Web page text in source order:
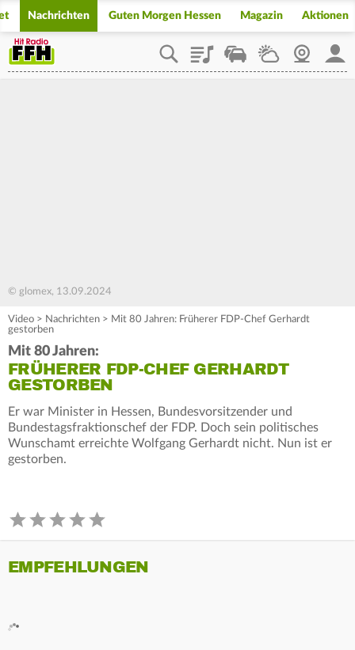
Nachrichten Guten Morgen Hessen Magazin Aktionen
PlaylistStaupilotWetterWebcam
© glomex, 13.09.2024
Video > Nachrichten > Mit 80 Jahren: Früherer FDP-Chef Gerhardt
gestorben
Mit 80 Jahren:
FRÜHERER FDP-CHEF GERHARDT
GESTORBEN
Er war Minister in Hessen, Bundesvorsitzender und
Bundestagsfraktionschef der FDP. Doch sein politisches
Wunschamt erreichte Wolfgang Gerhardt nicht. Nun ist er
gestorben.
EMPFEHLUNGEN